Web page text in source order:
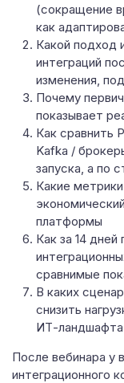
(сокращение
как
Какой подход
интеграций
изменения,
Почему
показывает
Как сравнить
Kafka /
запуска, а по
Какие
платформы
Как за 14 дней
сравнимые
В каких
снизить
ИТ-ландшафта
После вебинара у
интеграционного